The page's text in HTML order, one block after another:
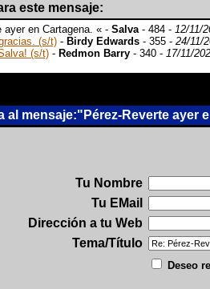
este mensaje:
ayer en Cartagena. « - Salva- 484 - 12/11/
(s/t) - Birdy Edwards - 355 - 24/11/
(s/t) - Redmon Barry - 340 - 17/11/
al mensaje:"Pérez-Reverte ayer
Tu Nombre
Tu EMail
Dirección a tu Web
Tema/Título
Deseo